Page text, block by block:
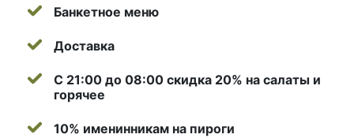
Банкетное меню
Доставка
С 21:00 до 08:00 скидка 20% на салаты и
горячее
10% именинникам на пироги